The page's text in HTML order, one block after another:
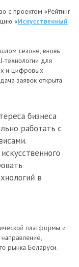
с проектом «Рейтинг
«Искусственный
сезоне, вновь
технологии для
и цифровых
заявок открыта
бизнеса
работать с
в
платформы и
рынка Беларуси.